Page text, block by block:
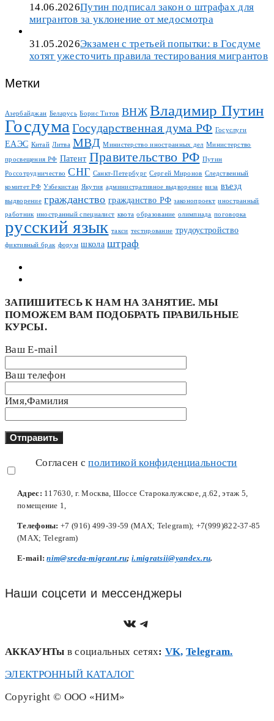
14.06.2026Путин подписал закон о штрафах для
мигрантов за уклонение от медосмотра
31.05.2026Экзамен с третьей попытки: в Госдуме
хотят ужесточить правила тестирования мигрантов
Метки
Азербайджан Беларусь Борис Титов ВНЖ Владимир Путин
Госдума Государственная дума РФ Госуслуги
ЕАЭС Китай Литва МВД Министерство иностранных дел Министерство
просвещения РФ Патент Правительство РФ Путин
Россотрудничество СНГ Санкт-Петербург Сергей Миронов Следственный
комитет РФ Узбекистан Якутия административное выдворение виза въезд
выдворение гражданство гражданство РФ законопроект иностранный
работник иностранный специалист квота образование олимпиада поговорка
русский язык такси тестирование трудоустройство
фиктивный брак форум школа штраф
ЗАПИШИТЕСЬ К НАМ НА ЗАНЯТИЕ. МЫ
ПОМОЖЕМ ВАМ ПОДОБРАТЬ ПРАВИЛЬНЫЕ
КУРСЫ.
Ваш E-mail
Ваш телефон
Имя,Фамилия
Согласен сполитикой конфиденциальности
Адрес: 117630, г. Москва, Шоссе Старокалужское, д.62, этаж 5,
помещение 1,
Телефоны: +7 (916) 499-39-59 (MAX; Telegram); +7(999)822-37-85
(MAX; Telegram)
Е-mail:nim@sreda-migrant.ru;i.migratsii@yandex.ru.
Наши соцсети и мессенджеры
https://vk.com/
Telegram
АККАУНТы в социальных сетях: VK, Telegram.
ЭЛЕКТРОННЫЙ КАТАЛОГ
Copyright © ООО «НИМ»